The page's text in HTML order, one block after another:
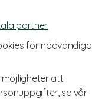
partner
för nödvändiga
att
se vår